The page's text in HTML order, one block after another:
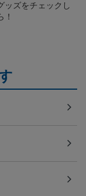
ッズをチェックし